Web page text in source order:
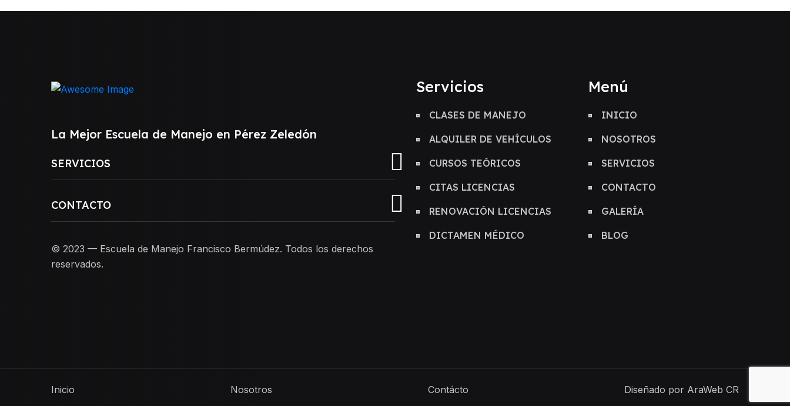
La Mejor Escuela de Manejo en Pérez Zeledón
SERVICIOS
CONTACTO
© 2023 — Escuela de Manejo Francisco Bermúdez. Todos los derechos
reservados.
Servicios
CLASES DE MANEJO
ALQUILER DE VEHÍCULOS
CURSOS TEÓRICOS
CITAS LICENCIAS
RENOVACIÓN LICENCIAS
DICTAMEN MÉDICO
Menú
INICIO
NOSOTROS
SERVICIOS
CONTACTO
GALERÍA
BLOG
Inicio Nosotros Contácto Diseñado por AraWeb CR